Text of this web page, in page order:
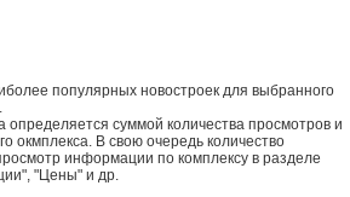
популярных новостроек для выбранного
определяется суммой количества просмотров и
окмплекса. В свою очередь количество
информации по комплексу в разделе
"Цены" и др.